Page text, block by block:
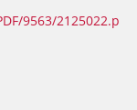
9563/2125022.p